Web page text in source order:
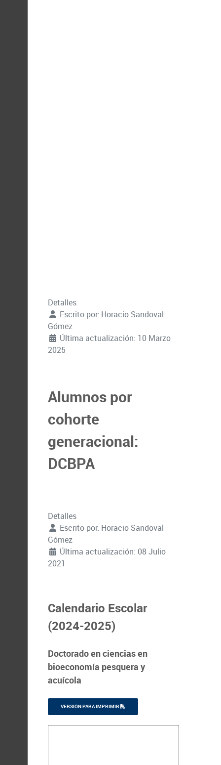
Detalles
Escrito por: Horacio Sandoval
Gómez
Última actualización: 10 Marzo
2025
Alumnos por
cohorte
generacional:
DCBPA
Detalles
Escrito por: Horacio Sandoval
Gómez
Última actualización: 08 Julio
2021
Calendario Escolar
(2024-2025)
Doctorado en ciencias en
bioeconomía pesquera y
acuícola
VERSIÓN PARA IMPRIMIR